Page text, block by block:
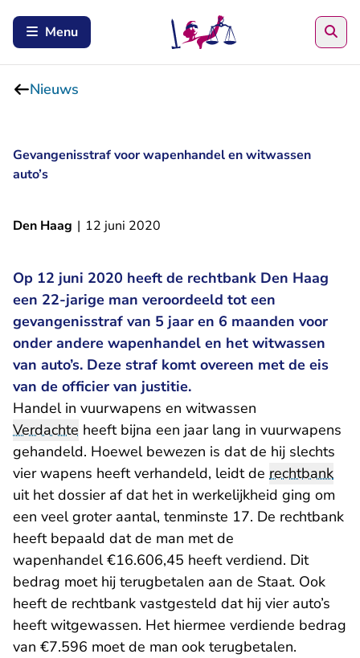
Menu
Nieuws
Gevangenisstraf voor wapenhandel en witwassen
auto’s
Den Haag | 12 juni 2020
Op 12 juni 2020 heeft de rechtbank Den Haag
een 22-jarige man veroordeeld tot een
gevangenisstraf van 5 jaar en 6 maanden voor
onder andere wapenhandel en het witwassen
van auto’s. Deze straf komt overeen met de eis
van de officier van justitie.
Handel in vuurwapens en witwassen
Verdachte heeft bijna een jaar lang in vuurwapens
gehandeld. Hoewel bewezen is dat de hij slechts
vier wapens heeft verhandeld, leidt de rechtbank
uit het dossier af dat het in werkelijkheid ging om
een veel groter aantal, tenminste 17. De rechtbank
heeft bepaald dat de man met de
wapenhandel €16.606,45 heeft verdiend. Dit
bedrag moet hij terugbetalen aan de Staat. Ook
heeft de rechtbank vastgesteld dat hij vier auto’s
heeft witgewassen. Het hiermee verdiende bedrag
van €7.596 moet de man ook terugbetalen.